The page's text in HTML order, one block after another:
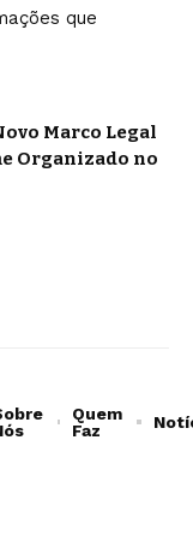
que
Marco Legal
Organizado no
Quem
Faz